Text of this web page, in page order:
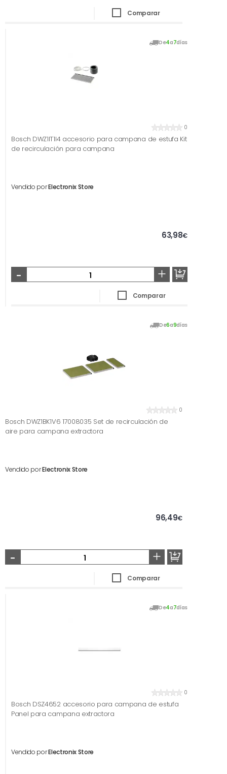
Comparar
De4a7días
0
Bosch DWZ1IT1I4 accesorio para campana de estufa Kit
de recirculación para campana
Vendido porElectronix Store
63,98€
- +
Comparar
De6a9días
0
Bosch DWZ1BK1V6 17008035 Set de recirculación de
aire para campana extractora
Vendido porElectronix Store
96,49€
- +
Comparar
De4a7días
0
Bosch DSZ4652 accesorio para campana de estufa
Panel para campana extractora
Vendido porElectronix Store